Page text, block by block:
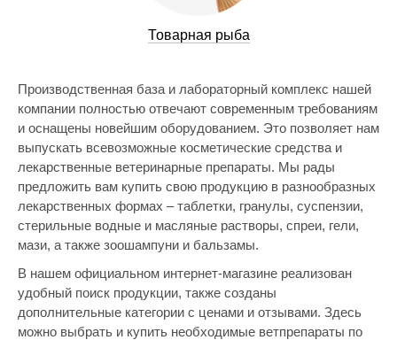
Товарная рыба
Производственная база и лабораторный комплекс нашей
компании полностью отвечают современным требованиям
и оснащены новейшим оборудованием. Это позволяет нам
выпускать всевозможные косметические средства и
лекарственные ветеринарные препараты. Мы рады
предложить вам купить свою продукцию в разнообразных
лекарственных формах – таблетки, гранулы, суспензии,
стерильные водные и масляные растворы, спреи, гели,
мази, а также зоошампуни и бальзамы.
В нашем официальном интернет-магазине реализован
удобный поиск продукции, также созданы
дополнительные категории с ценами и отзывами. Здесь
можно выбрать и купить необходимые ветпрепараты по